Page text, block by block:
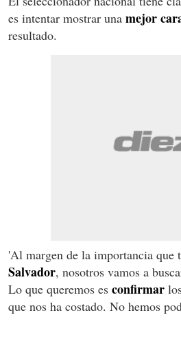
es intentar mostrar una mejor
resultado.
'Al margen de la importancia que
Salvador, nosotros vamos a
Lo que queremos es confirmar
que nos ha costado. No hemos